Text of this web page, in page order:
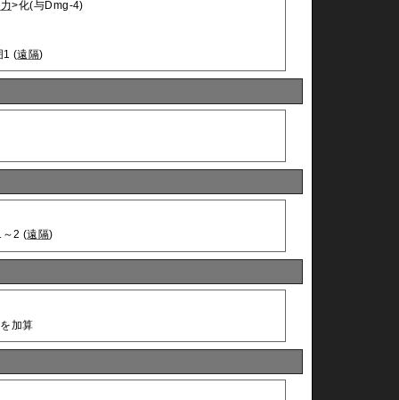
>化(与Dmg-4)
1 (遠隔)
～2 (遠隔)
加算